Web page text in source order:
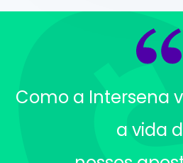
Como a Intersena
a vida